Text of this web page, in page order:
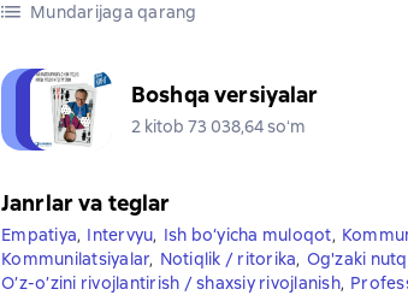
Mundarijaga qarang
Boshqa versiyalar
2 kitob 73 038,64 soʻm
Janrlar va teglar
Empatiya, Intervyu, Ish bo‘yicha muloqot,
Kommunilatsiyalar, Notiqlik / ritorika, Og'zaki nutq
O’z-o’zini rivojlantirish / shaxsiy rivojlanish,